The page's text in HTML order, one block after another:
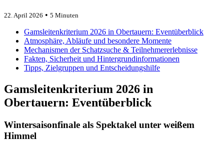
22. April 2026 • 5 Minuten
Gamsleitenkriterium 2026 in Obertauern: Eventüberblick
Atmosphäre, Abläufe und besondere Momente
Mechanismen der Schatzsuche & Teilnehmererlebnisse
Fakten, Sicherheit und Hintergrundinformationen
Tipps, Zielgruppen und Entscheidungshilfe
Gamsleitenkriterium 2026 in
Obertauern: Eventüberblick
Wintersaisonfinale als Spektakel unter weißem
Himmel